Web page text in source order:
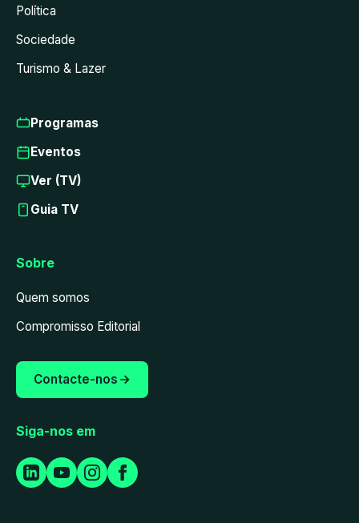
Política
Sociedade
Turismo & Lazer
Programas
Eventos
Ver (TV)
Guia TV
Sobre
Quem somos
Compromisso Editorial
Contacte-nos
Siga-nos em